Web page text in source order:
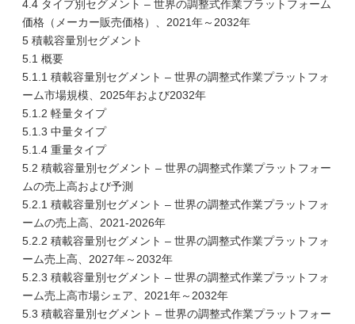
4.4 タイプ別セグメント – 世界の調整式作業プラットフォーム
価格（メーカー販売価格）、2021年～2032年
5 積載容量別セグメント
5.1 概要
5.1.1 積載容量別セグメント – 世界の調整式作業プラットフォ
ーム市場規模、2025年および2032年
5.1.2 軽量タイプ
5.1.3 中量タイプ
5.1.4 重量タイプ
5.2 積載容量別セグメント – 世界の調整式作業プラットフォー
ムの売上高および予測
5.2.1 積載容量別セグメント – 世界の調整式作業プラットフォ
ームの売上高、2021-2026年
5.2.2 積載容量別セグメント – 世界の調整式作業プラットフォ
ーム売上高、2027年～2032年
5.2.3 積載容量別セグメント – 世界の調整式作業プラットフォ
ーム売上高市場シェア、2021年～2032年
5.3 積載容量別セグメント – 世界の調整式作業プラットフォー